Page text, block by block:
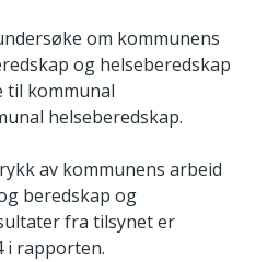
om kommunens
og helseberedskap
til kommunal
helseberedskap.
av kommunens arbeid
beredskap og
fra tilsynet er
i rapporten.